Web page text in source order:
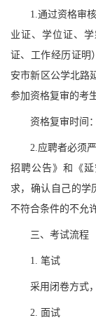
1.通过资格审
业证、学位证、
证、工作经历证明
安市新区公学北路
参加资格复审的考
资格复审时间：
2.应聘者必须
招聘公告》和《
求，确认自己的学
不符合条件的不允
三、考试流程
1. 笔试
采用闭卷方式
2. 面试